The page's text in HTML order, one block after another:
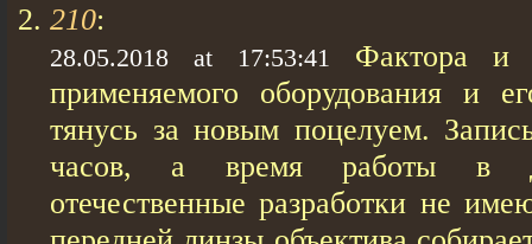
210:
28.05.2018 at 17:53:41
Фактора и
применяемого оборудования и
тянусь за новым поцелуем.
часов, а время работы в
отечественные разработки не